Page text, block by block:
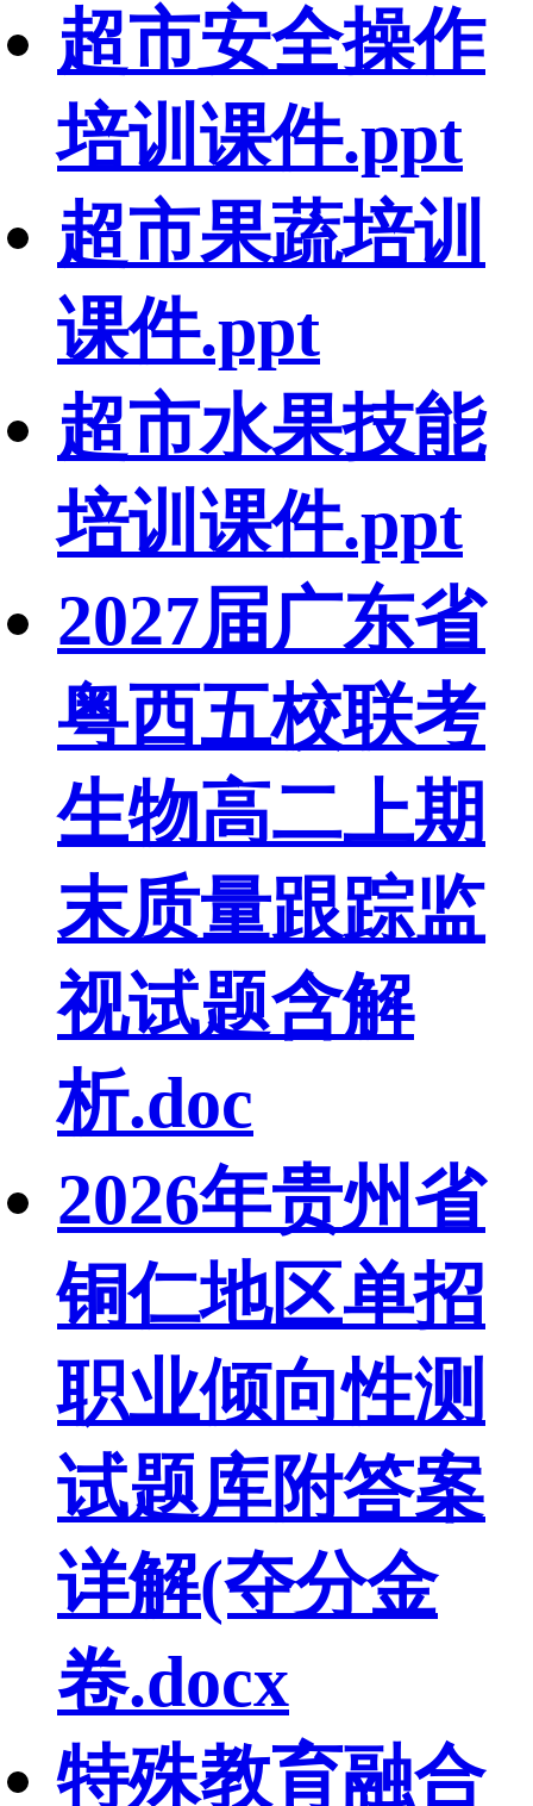
超市安全操作
培训课件.ppt
超市果蔬培训
课件.ppt
超市水果技能
培训课件.ppt
2027届广东省
粤西五校联考
生物高二上期
末质量跟踪监
视试题含解
析.doc
2026年贵州省
铜仁地区单招
职业倾向性测
试题库附答案
详解(夺分金
卷.docx
特殊教育融合